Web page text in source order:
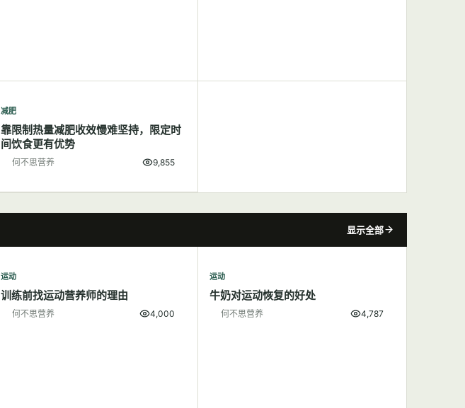
减肥
靠限制热量减肥收效慢难坚持，限定时
间饮食更有优势
何不思营养 9,855
显示全部
运动
训练前找运动营养师的理由
何不思营养 4,000
运动
牛奶对运动恢复的好处
何不思营养 4,787